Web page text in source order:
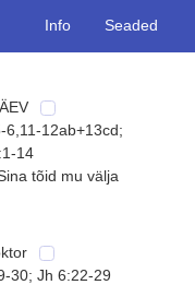
Info Seaded
6,11-12ab+13cd;
14
tõid mu välja
30; Jh 6:22-29